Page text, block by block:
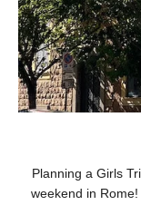
Planning a Girls
weekend in